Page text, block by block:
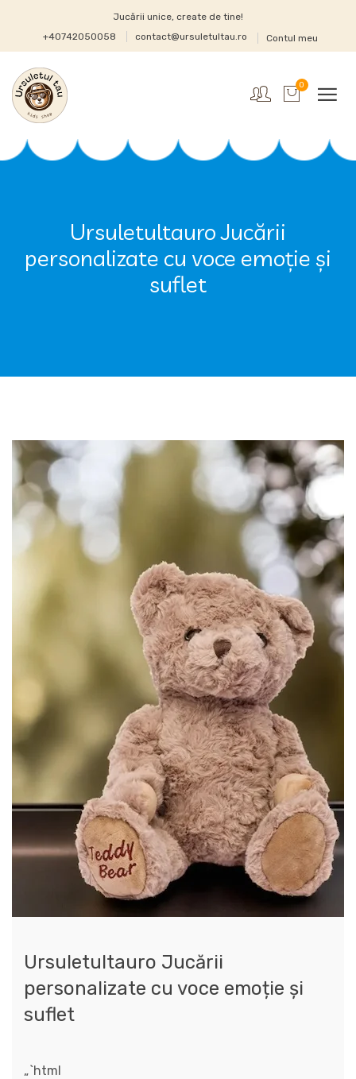
Jucării unice, create de tine!
+40742050058
contact@ursuletultau.ro Contul meu
0
Ursuletultauro Jucării
personalizate cu voce emoție și
suflet
Ursuletultauro Jucării
personalizate cu voce emoție și
suflet
„`html